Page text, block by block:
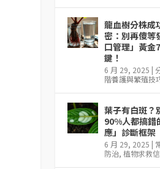
龍血樹分株成
密：別再傻等
口管理」黃金
鍵！
6 月 29, 2025 |
階養護與繁殖技
葉子有白斑？
90%人都搞錯
應」診斷框架
6 月 29, 2025 |
防治,植物求救